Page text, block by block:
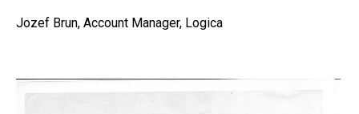
Jozef Brun, Account Manager, Logica